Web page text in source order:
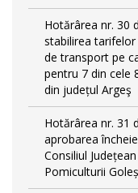
Hotărârea nr. 30
stabilirea
de transport pe
pentru 7 din cele
din județul Argeş
Hotărârea nr. 31
aprobarea
Consiliul
Pomiculturii